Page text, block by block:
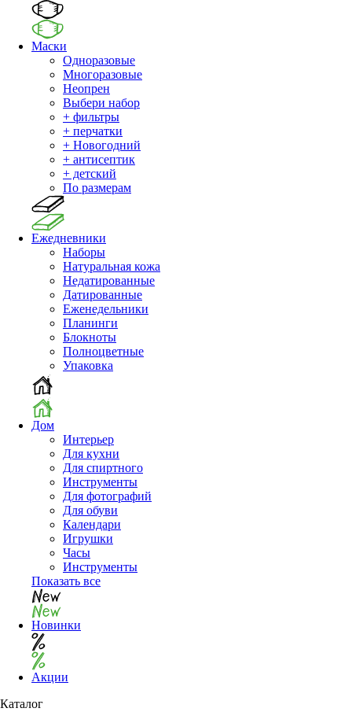
Маски
Одноразовые
Многоразовые
Неопрен
Выбери набор
+ фильтры
+ перчатки
+ Новогодний
+ антисептик
+ детский
По размерам
Ежедневники
Наборы
Натуральная кожа
Недатированные
Датированные
Еженедельники
Планинги
Блокноты
Полноцветные
Упаковка
Дом
Интерьер
Для кухни
Для спиртного
Инструменты
Для фотографий
Для обуви
Календари
Игрушки
Часы
Инструменты
Показать все
Новинки
Акции
Каталог